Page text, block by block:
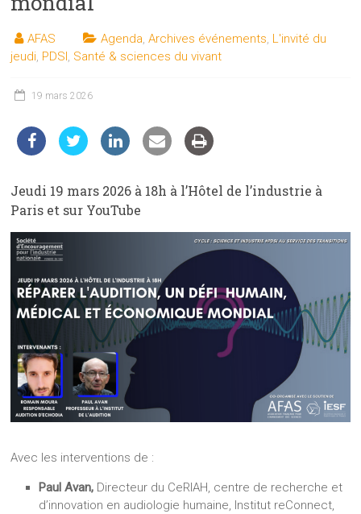
les
auprès
du
public
AFAS Agenda ,Archives événements L'invité du
jeudi PDSI Santé & sciences du vivant
19 mars 2026
Jeudi 19 mars 2026 à 18h à l’Hôtel de l’industrie à
Paris et sur YouTube
Avec les interventions de :
Paul Avan, Directeur du CeRIAH, centre de recherche et
d’innovation en audiologie humaine, Institut reConnect,